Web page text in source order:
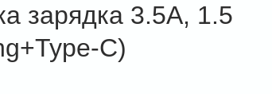
зарядка 3.5A, 1.5
C)